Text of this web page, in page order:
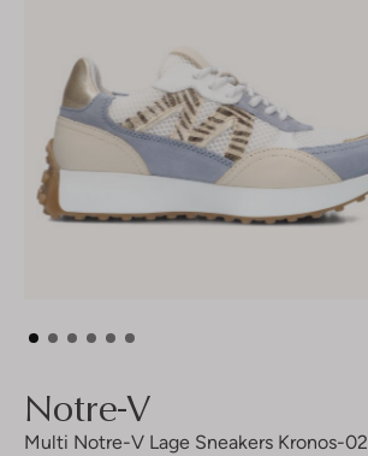
Notre-V
Multi Notre-V Lage Sneakers Kronos-02